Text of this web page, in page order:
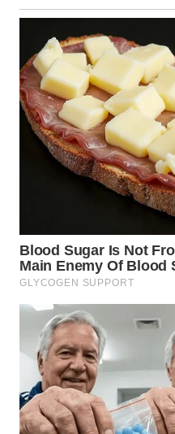
WN
DANAU
TOBA
WN
NIAS
WN
TAPANULI
SELATAN
WN
TANJUNG
LESUNG
WN
KARO